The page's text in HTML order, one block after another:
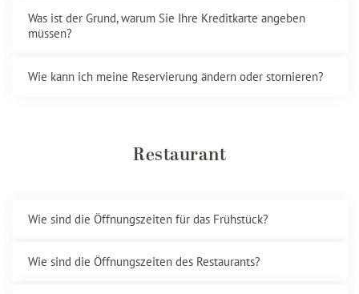
Was ist der Grund, warum Sie Ihre Kreditkarte angeben
müssen?
Wie kann ich meine Reservierung ändern oder stornieren?
Restaurant
Wie sind die Öffnungszeiten für das Frühstück?
Wie sind die Öffnungszeiten des Restaurants?